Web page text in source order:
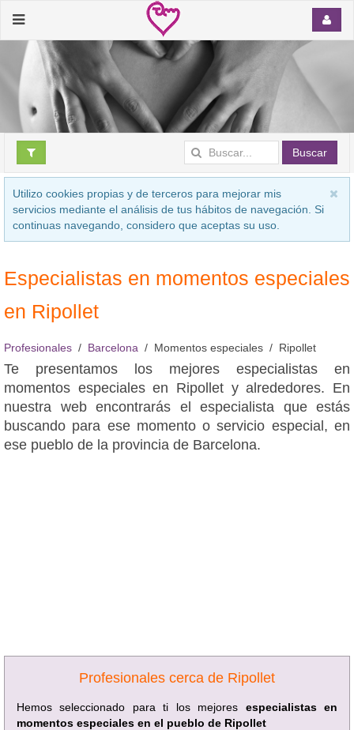
Buscar
Utilizo cookies propias y de terceros para mejorar mis
servicios mediante el análisis de tus hábitos de navegación. Si
continuas navegando, considero que aceptas su uso.
Especialistas en momentos especiales
en Ripollet
Profesionales Barcelona Momentos especiales Ripollet
Te presentamos los mejores especialistas en
momentos especiales en Ripollet y alrededores. En
nuestra web encontrarás el especialista que estás
buscando para ese momento o servicio especial, en
ese pueblo de la provincia de Barcelona.
Profesionales cerca de Ripollet
Hemos seleccionado para ti los mejores especialistas en
momentos especiales en el pueblo de Ripollet